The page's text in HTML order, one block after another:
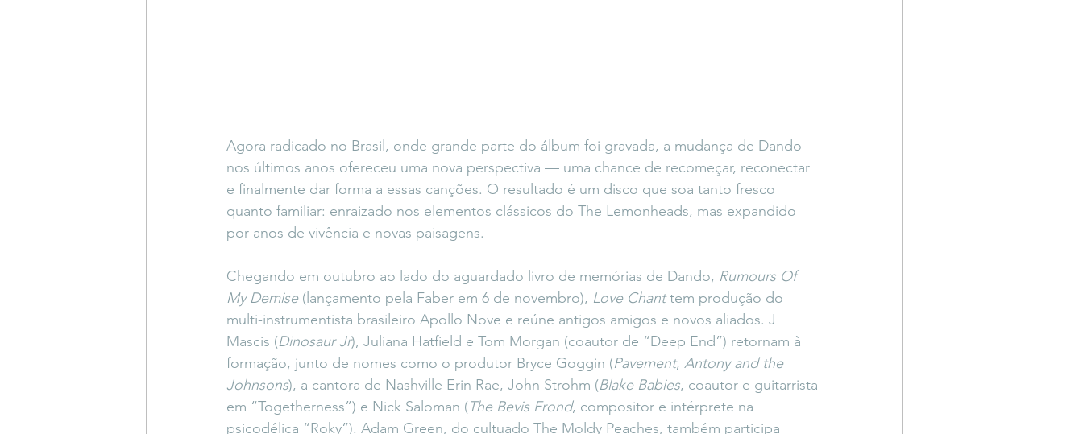
Agora radicado no Brasil, onde grande parte do álbum foi gravada, a mudança de Dando
nos últimos anos ofereceu uma nova perspectiva — uma chance de recomeçar, reconectar
e finalmente dar forma a essas canções. O resultado é um disco que soa tanto fresco
quanto familiar: enraizado nos elementos clássicos do The Lemonheads, mas expandido
por anos de vivência e novas paisagens.
Chegando em outubro ao lado do aguardado livro de memórias de Dando, Rumours Of
My Demise (lançamento pela Faber em 6 de novembro), Love Chant tem produção do
multi-instrumentista brasileiro Apollo Nove e reúne antigos amigos e novos aliados. J
Mascis (Dinosaur Jr), Juliana Hatfield e Tom Morgan (coautor de “Deep End”) retornam à
formação, junto de nomes como o produtor Bryce Goggin (Pavement, Antony and the
Johnsons), a cantora de Nashville Erin Rae, John Strohm (Blake Babies, coautor e guitarrista
em “Togetherness”) e Nick Saloman (The Bevis Frond, compositor e intérprete na
psicodélica “Roky”). Adam Green, do cultuado The Moldy Peaches, também participa